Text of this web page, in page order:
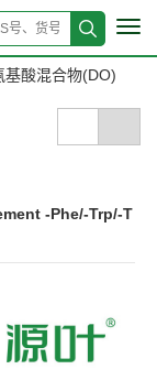
基酸混合物(DO)
-Phe/-Trp/-T